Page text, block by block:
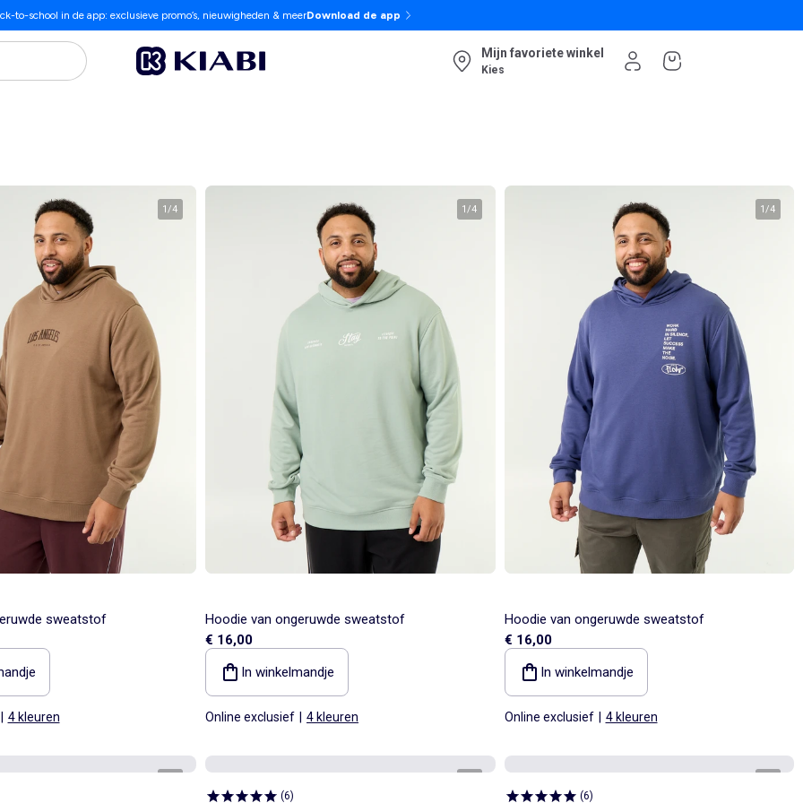
to-school in de app: exclusieve promo’s, nieuwigheden & meerDownload de app
Mijn favoriete winkel
Kies
1/4
sweatstof
4 kleuren
1/4
Hoodie van ongeruwde sweatstof
€ 16,00
In winkelmandje
Online exclusief 4 kleuren
1/4
Hoodie van ongeruwde sweatstof
€ 16,00
In winkelmandje
Online exclusief 4 kleuren
(6) (6)